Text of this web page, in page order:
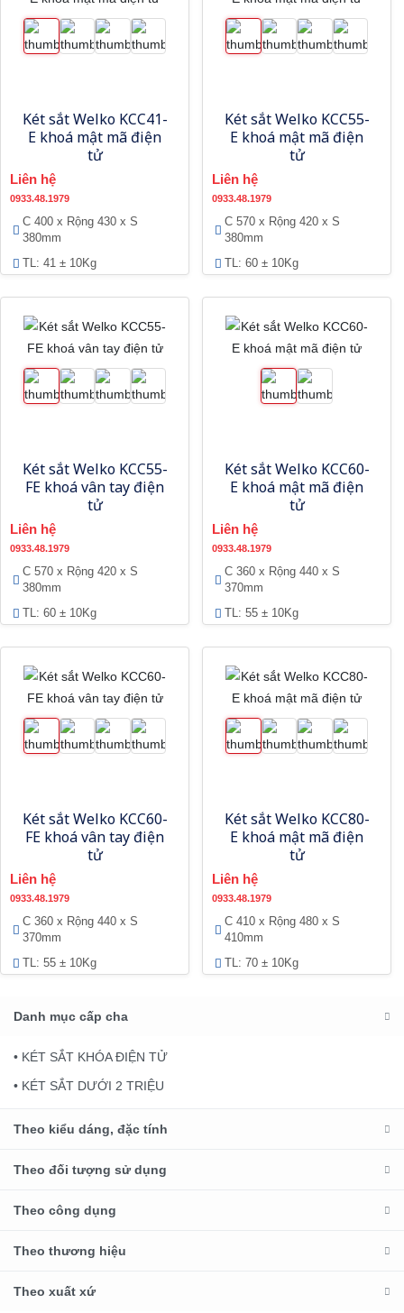
Két sắt Welko KCC41-
E khoá mật mã điện
tử
Liên hệ
0933.48.1979
C 400 x Rộng 430 x S
380mm
TL: 41 ± 10Kg
Két sắt Welko KCC55-
E khoá mật mã điện
tử
Liên hệ
0933.48.1979
C 570 x Rộng 420 x S
380mm
TL: 60 ± 10Kg
Két sắt Welko KCC55-
FE khoá vân tay điện
tử
Liên hệ
0933.48.1979
C 570 x Rộng 420 x S
380mm
TL: 60 ± 10Kg
Két sắt Welko KCC60-
E khoá mật mã điện
tử
Liên hệ
0933.48.1979
C 360 x Rộng 440 x S
370mm
TL: 55 ± 10Kg
Két sắt Welko KCC60-
FE khoá vân tay điện
tử
Liên hệ
0933.48.1979
C 360 x Rộng 440 x S
370mm
TL: 55 ± 10Kg
Két sắt Welko KCC80-
E khoá mật mã điện
tử
Liên hệ
0933.48.1979
C 410 x Rộng 480 x S
410mm
TL: 70 ± 10Kg
Danh mục cấp cha
• KÉT SẮT KHÓA ĐIỆN TỬ
• KÉT SẮT DƯỚI 2 TRIỆU
Theo kiểu dáng, đặc tính
Theo đối tượng sử dụng
Theo công dụng
Theo thương hiệu
Theo xuất xứ